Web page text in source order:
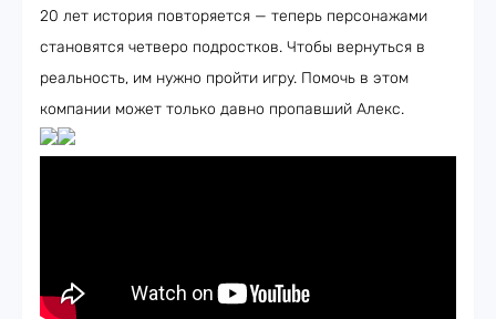
20 лет история повторяется — теперь персонажами
становятся четверо подростков. Чтобы вернуться в
реальность, им нужно пройти игру. Помочь в этом
компании может только давно пропавший Алекс.